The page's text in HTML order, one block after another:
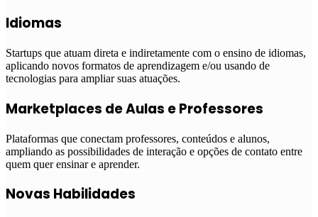
Idiomas
Startups que atuam direta e indiretamente com o ensino de idiomas,
aplicando novos formatos de aprendizagem e/ou usando de
tecnologias para ampliar suas atuações.
Marketplaces de Aulas e Professores
Plataformas que conectam professores, conteúdos e alunos,
ampliando as possibilidades de interação e opções de contato entre
quem quer ensinar e aprender.
Novas Habilidades